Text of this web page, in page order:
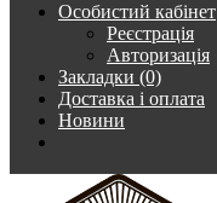
Особистий кабінет
Реєстрація
Авторизація
Закладки (0)
Доставка і оплата
Новини